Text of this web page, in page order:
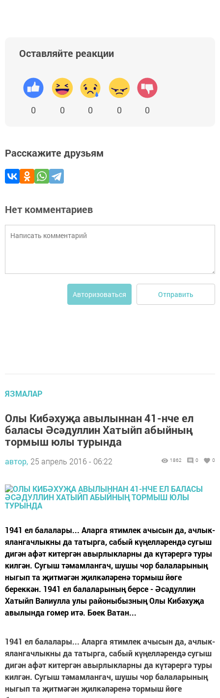
Оставляйте реакции
0 0 0 0 0
Расскажите друзьям
Нет комментариев
Авторизоваться Отправить
ЯЗМАЛАР
Олы Кибәхуҗа авылыннан 41-нче ел
баласы Әсәдуллин Хатыйп абыйның
тормыш юлы турында
автор, 25 апрель 2016 - 06:22 1862 0 0
1941 ел балалары... Аларга ятимлек ачысын да, ачлык-
ялангачлыкны да татырга, сабый күңелләрендә сугыш
дигән афәт китергән авырлыкларны да күтәрергә туры
килгән. Сугыш тәмамлангач, шушы чор балаларының
ныгып та җитмәгән җилкәләренә тормыш йөге
береккән. 1941 ел балаларының берсе - Әсәдуллин
Хатыйп Вәлиулла улы районыбызның Олы Кибәхуҗа
авылында гомер итә. Бөек Ватан...
1941 ел балалары... Аларга ятимлек ачысын да, ачлык-
ялангачлыкны да татырга, сабый күңелләрендә сугыш
дигән афәт китергән авырлыкларны да күтәрергә туры
килгән. Сугыш тәмамлангач, шушы чор балаларының
ныгып та җитмәгән җилкәләренә тормыш йөге